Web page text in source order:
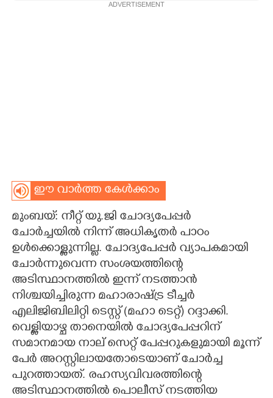
ADVERTISEMENT
ഈ വാർത്ത കേൾക്കാം
മുംബയ്: നീറ്റ് യു.ജി ചോദ്യപേപ്പ‌‌ർ
ചോർച്ചയിൽ നിന്ന് അധികൃതർ പാഠം
ഉൾക്കൊള്ളുന്നില്ല. ചോദ്യപേപ്പർ വ്യാപകമായി
ചോർന്നുവെന്ന സംശയത്തിന്റെ
അടിസ്ഥാനത്തിൽ ഇന്ന് നടത്താൻ
നിശ്ചയിച്ചിരുന്ന മഹാരാഷ്ട്ര ടീച്ചർ
എലിജിബിലിറ്റി ടെസ്റ്റ് (മഹാ ടെറ്റ്) റദ്ദാക്കി.
വെള്ളിയാഴ്ച താനെയിൽ ചോദ്യപേപ്പറിന്
സമാനമായ നാല് സെറ്റ് പേപ്പറുകളുമായി മൂന്ന്
പേർ അറസ്റ്റിലായതോടെയാണ് ചോർച്ച
പുറത്തായത്. രഹസ്യവിവരത്തിന്റെ
അടിസ്ഥാനത്തിൽ പൊലീസ് നടത്തിയ